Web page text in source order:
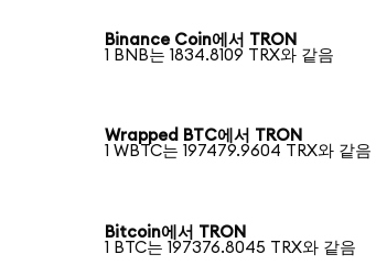
Binance Coin에서 TRON
1 BNB는 1834.8109 TRX와 같음
Wrapped BTC에서 TRON
1 WBTC는 197479.9604 TRX와 같음
Bitcoin에서 TRON
1 BTC는 197376.8045 TRX와 같음